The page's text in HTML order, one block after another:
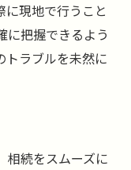
現地で行うこと
に把握できるよう
トラブルを未然に
相続をスムーズに